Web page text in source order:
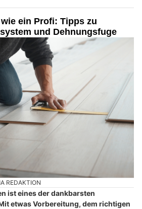
ein Profi: Tipps zu
und Dehnungsfuge
REDAKTION
ist eines der dankbarsten
etwas Vorbereitung, dem richtigen